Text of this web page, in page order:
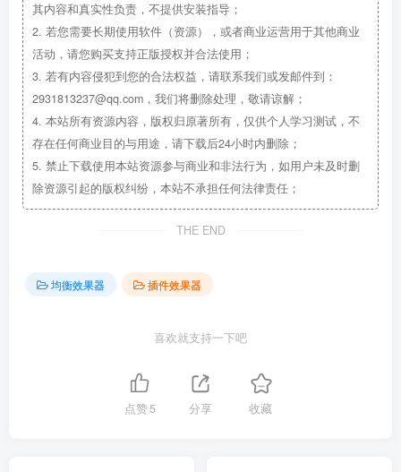
其内容和真实性负责，不提供安装指导；
2. 若您需要长期使用软件（资源），或者商业运营用于其他商业
活动，请您购买支持正版授权并合法使用；
3. 若有内容侵犯到您的合法权益，请联系我们或发邮件到：
2931813237@qq.com，我们将删除处理，敬请谅解；
4. 本站所有资源内容，版权归原著所有，仅供个人学习测试，不
存在任何商业目的与用途，请下载后24小时内删除；
5. 禁止下载使用本站资源参与商业和非法行为，如用户未及时删
除资源引起的版权纠纷，本站不承担任何法律责任；
THE END
均衡效果器 插件效果器
喜欢就支持一下吧
点赞5 分享 收藏